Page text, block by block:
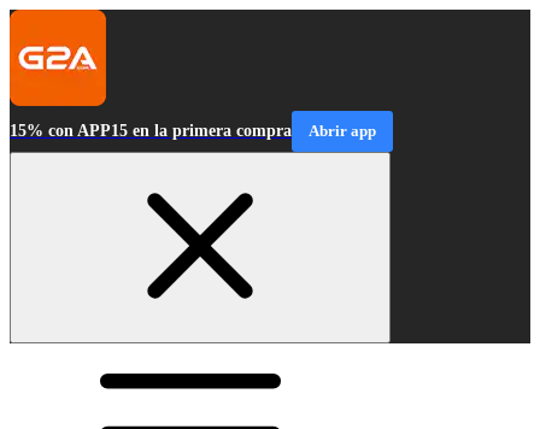
15% con APP15 en la primera compra Abrir app